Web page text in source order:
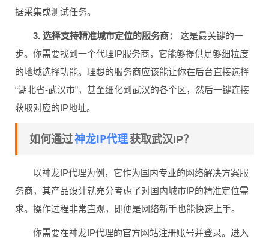
据采集或测试任务。
3. 选择支持精准城市定位的服务商：
这是最关键的一
步。你需要找到一个代理IP服务商，它能够提供足够细粒度
的地域选择功能。理想的服务商应该能让你在后台直接选择
“湖北省-武汉市”，甚至细化到武汉的各个区，然后一键连接
获取对应的IP地址。
如何通过神龙IP代理获取武汉IP？
以神龙IP代理为例，它作为国内专业的网络解决方案服
务商，其产品设计就充分考虑了对国内城市IP的精准定位需
求。操作过程非常直观，即便是网络新手也能快速上手。
你需要在神龙IP代理的官方网站注册账号并登录。进入